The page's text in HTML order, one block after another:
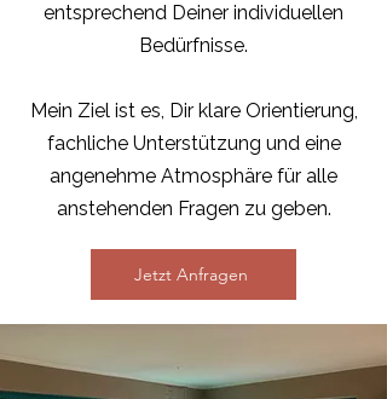
entsprechend Deiner individuellen
Bedürfnisse.
Mein Ziel ist es, Dir klare Orientierung,
fachliche Unterstützung und eine
angenehme Atmosphäre für alle
anstehenden Fragen zu geben.
Jetzt Anfragen